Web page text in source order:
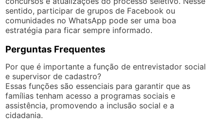
sentido, participar de grupos de Facebook ou
comunidades no WhatsApp pode ser uma boa
estratégia para ficar sempre informado.
Perguntas Frequentes
Por que é importante a função de entrevistador social
e supervisor de cadastro?
Essas funções são essenciais para garantir que as
famílias tenham acesso a programas sociais e
assistência, promovendo a inclusão social e a
cidadania.